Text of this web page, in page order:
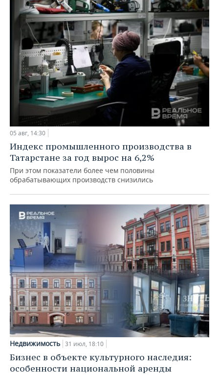
05 авг, 14:30
Индекс промышленного производства в
Татарстане за год вырос на 6,2%
При этом показатели более чем половины
обрабатывающих производств снизились
Недвижимость 31 июл, 18:10
Бизнес в объекте культурного наследия:
особенности национальной аренды